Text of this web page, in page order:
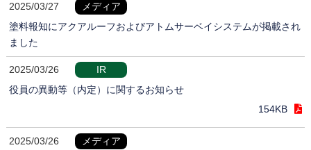
2025/03/27
メディア
塗料報知にアクアルーフおよびアトムサーベイシステムが掲載され
ました
2025/03/26
IR
役員の異動等（内定）に関するお知らせ
154KB
2025/03/26
メディア